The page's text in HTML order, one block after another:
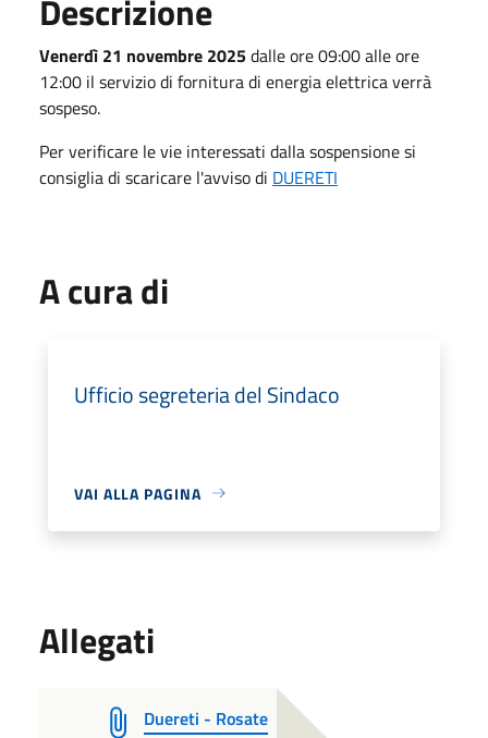
Descrizione
Venerdì 21 novembre 2025dalle ore 09:00 alle ore
12:00 il servizio di fornitura di energia elettrica verrà
sospeso.
Per verificare le vie interessati dalla sospensione si
consiglia di scaricare l'avviso di DUERETI
A cura di
Ufficio segreteria del Sindaco
VAI ALLA PAGINA
Allegati
Duereti - Rosate